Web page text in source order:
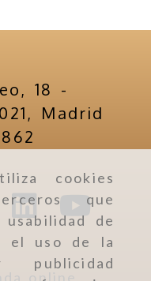
cookies
que
de
el uso de la
18 -
Madrid
online